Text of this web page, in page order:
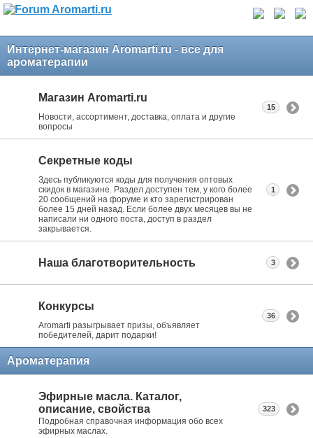
Интернет-магазин Aromarti.ru - все для
ароматерапии
Магазин Aromarti.ru
Новости, ассортимент, доставка, оплата и другие
вопросы
15
Секретные коды
Здесь публикуются коды для получения оптовых
скидок в магазине. Раздел доступен тем, у кого более
20 сообщений на форуме и кто зарегистрирован
более 15 дней назад. Если более двух месяцев вы не
написали ни одного поста, доступ в раздел
закрывается.
1
Наша благотворительность 3
Конкурсы
Aromarti разыгрывает призы, объявляет
победителей, дарит подарки!
36
Ароматерапия
Эфирные масла. Каталог,
описание, свойства
Подробная справочная информация обо всех
эфирных маслах.
323